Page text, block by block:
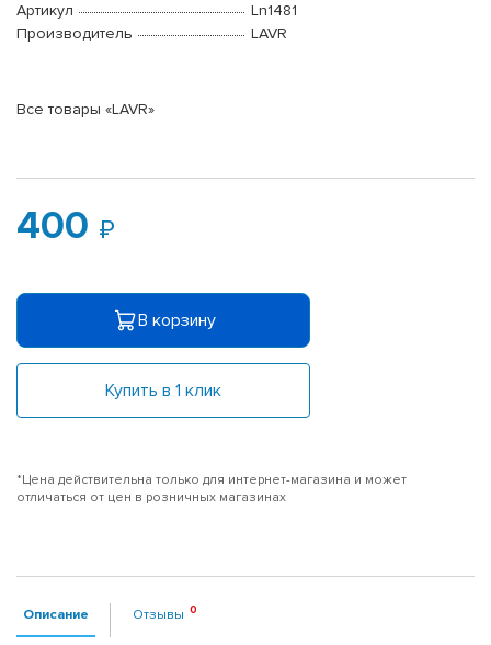
Артикул
Ln1481
Производитель
LAVR
Все товары «LAVR»
400
В корзину
Купить в 1 клик
*Цена действительна только для интернет-магазина и может
отличаться от цен в розничных магазинах
Описание Отзывы